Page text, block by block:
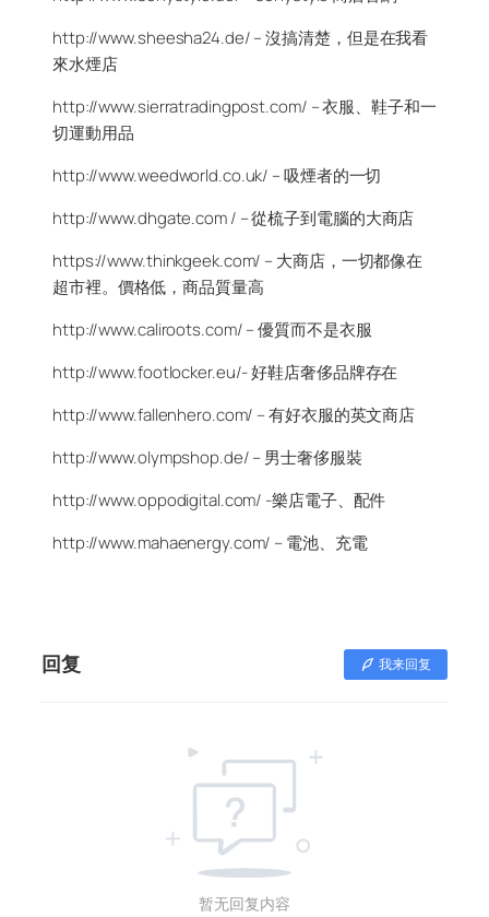
http://www.sheesha24.de/ – 沒搞清楚，但是在我看
來水煙店
http://www.sierratradingpost.com/ – 衣服、鞋子和一
切運動用品
http://www.weedworld.co.uk/ – 吸煙者的一切
http://www.dhgate.com / – 從梳子到電腦的大商店
https://www.thinkgeek.com/ – 大商店，一切都像在
超市裡。價格低，商品質量高
http://www.caliroots.com/ – 優質而不是衣服
http://www.footlocker.eu/- 好鞋店奢侈品牌存在
http://www.fallenhero.com/ – 有好衣服的英文商店
http://www.olympshop.de/ – 男士奢侈服裝
http://www.oppodigital.com/ -樂店電子、配件
http://www.mahaenergy.com/ – 電池、充電
回复 我来回复
暂无回复内容